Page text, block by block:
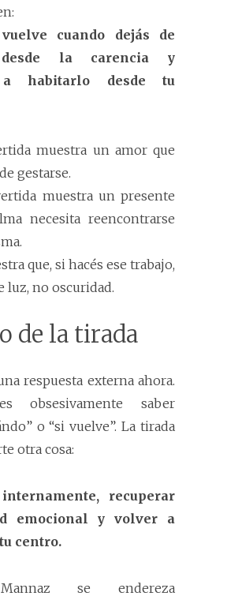
cuando dejás de
desde la carencia y
a habitarlo desde tu
muestra un amor que
gestarse.
muestra un presente
necesita reencontrarse
que, si hacés ese trabajo,
luz, no oscuridad.
de la tirada
respuesta externa ahora.
obsesivamente saber
o “si vuelve”. La tirada
otra cosa:
recuperar
emocional y volver a
centro.
se endereza